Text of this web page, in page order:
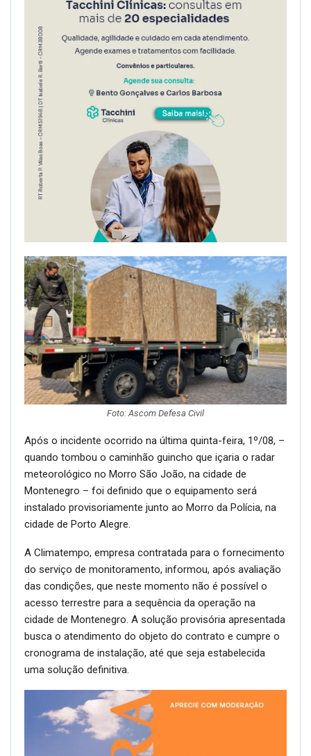
Foto: Ascom Defesa Civil
Após o incidente ocorrido na última quinta-feira, 1º/08, –
quando tombou o caminhão guincho que içaria o radar
meteorológico no Morro São João, na cidade de
Montenegro – foi definido que o equipamento será
instalado provisoriamente junto ao Morro da Polícia, na
cidade de Porto Alegre.
A Climatempo, empresa contratada para o fornecimento
do serviço de monitoramento, informou, após avaliação
das condições, que neste momento não é possível o
acesso terrestre para a sequência da operação na
cidade de Montenegro. A solução provisória apresentada
busca o atendimento do objeto do contrato e cumpre o
cronograma de instalação, até que seja estabelecida
uma solução definitiva.